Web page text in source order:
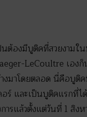
องมีบูติคที่สวยงามใน
LeCoultre เอ
งมาโดยตลอด นี่คือบู
อร์ และเป็นบูติคแรก
ารแล้วตั้งแต่วันที่ 1 สิง